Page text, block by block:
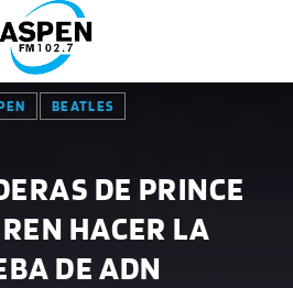
EN EL SITIO:
ESTA PÁGINA EN:
BEATLES
DE PRINCE
HACER LA
DE ADN